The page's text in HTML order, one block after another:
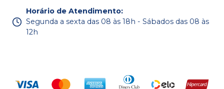
Horário de Atendimento:
Segunda a sexta das 08 às 18h - Sábados das 08 às
12h